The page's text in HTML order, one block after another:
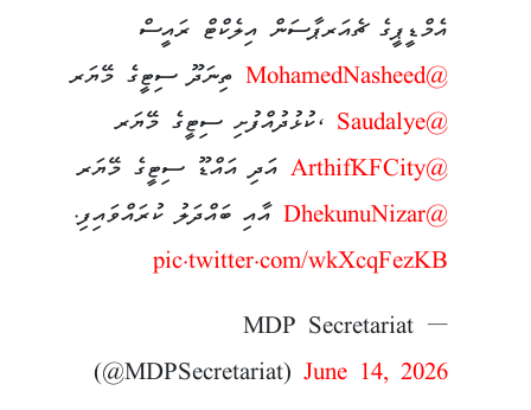
އެމްޑީޕީގެ ޗެއަރޕާސަން އިލެކްޓް ރައީސް
@MohamedNasheed
ތިނަދޫ ސިޓީގެ މޭޔަރ
@Saudalye
،ކުޅުދުއްފުށި ސިޓީގެ މޭޔަރ
@ArthifKFCity
އަދި އައްޑޫ ސިޓީގެ މޭޔަރ
@DhekunuNizar
އާއި ބައްދަލު ކުރައްވައިފި.
pic.twitter.com/wkXcqFezKB
— MDP Secretariat
(@MDPSecretariat) June 14, 2026